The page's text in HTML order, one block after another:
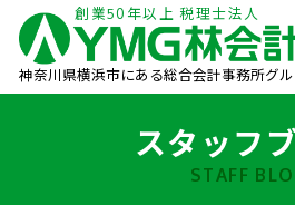
創業50年以上 税理士法人
神奈川県横浜市にある総合会計事務所グ
スタッフ
STAFF